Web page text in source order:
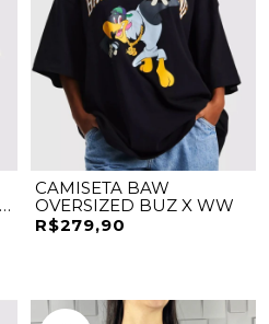
CAMISETA BAW
OVERSIZED BUZ X WW
R$279,90